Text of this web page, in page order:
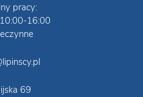
pracy:
16:00
69